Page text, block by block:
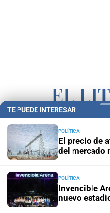
Campolitoral Revista
Podcasts Mirador Provincial
TE PUEDE INTERESAR
POLÍTICA
El precio de
del mercado
POLÍTICA
Invencible
nuevo